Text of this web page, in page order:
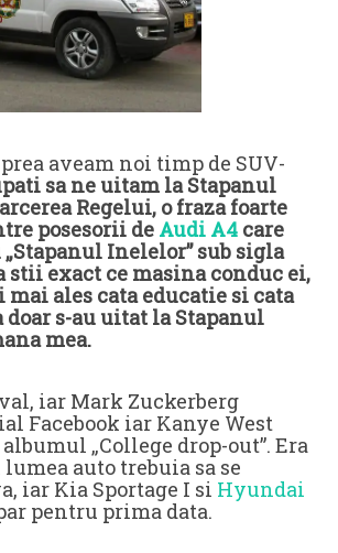
aveam noi timp de SUV-
sa ne uitam la Stapanul
Regelui, o fraza foarte
posesorii de Audi A4 care
Inelelor” sub sigla
stii exact ce masina conduc ei,
mai ales cata educatie si cata
doar s-au uitat la Stapanul
mea.
iar Mark Zuckerberg
Facebook iar Kanye West
„College drop-out”. Era
auto trebuia sa se
iar Kia Sportage I si Hyundai
pentru prima data.